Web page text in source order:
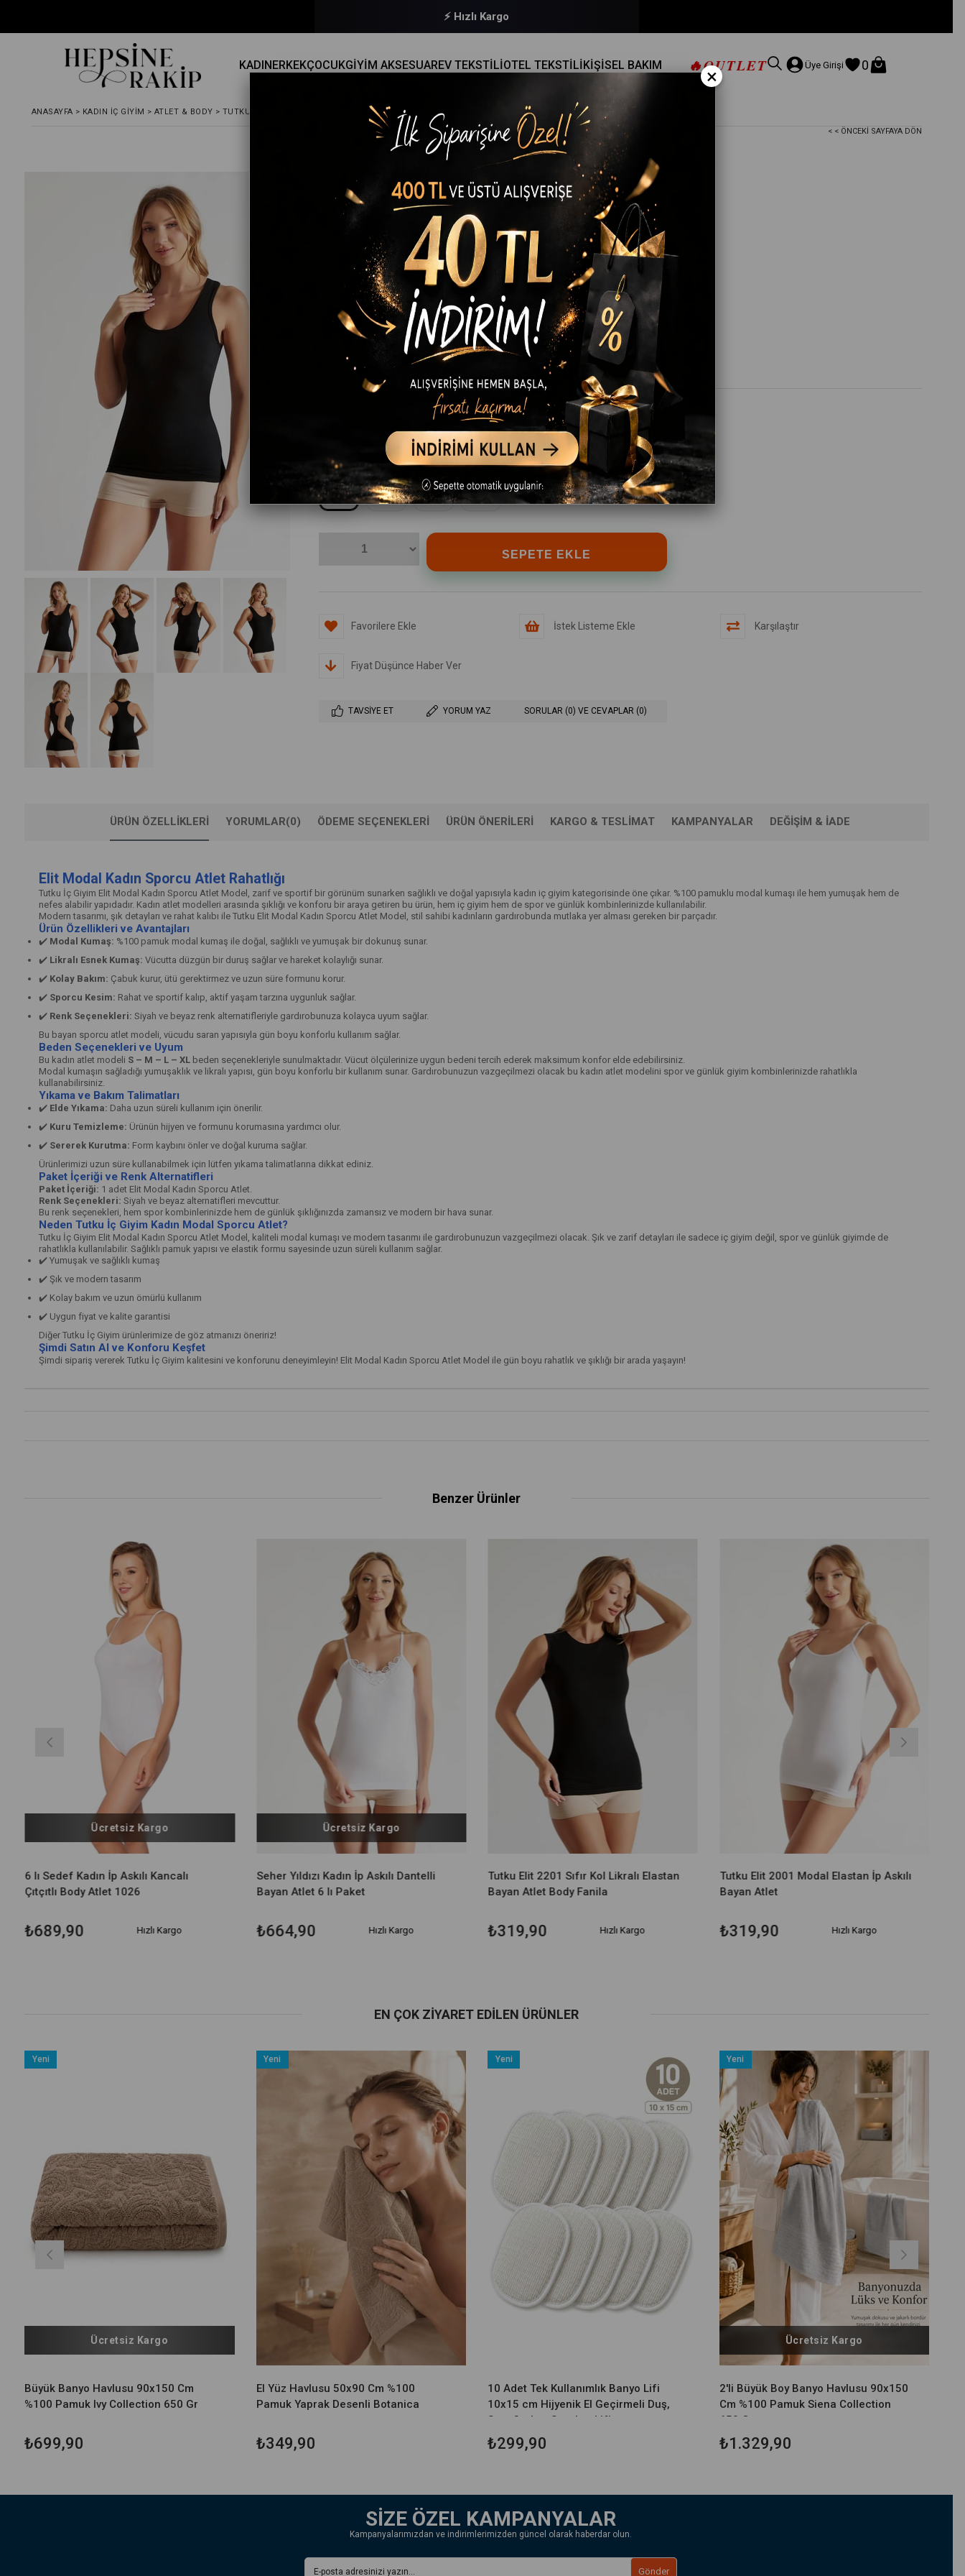
🔒 Güvenli Ödeme
KADINERKEKÇOCUKGİYİM AKSESUAREV TEKSTİLİOTEL TEKSTİLİKİŞİSEL BAKIM 🔥OUTLET Üye Girişi 0
ANASAYFA > KADIN İÇ GIYIM > ATLET & BODY > TUTKU ELIT KADIN MODAL ELASTAN SPOR ATLET 2003
< < ÖNCEKI SAYFAYA DÖN
Tutku Elit Kadın Modal Elastan Spor Atlet 2003
(42309-1528)
₺319,90 (KDV Dahil)
Beyaz
BEDEN
M L
Favorilere Ekle İstek Listeme Ekle Karşılaştır
Fiyat Düşünce Haber Ver
TAVSIYE ET YORUM YAZ SORULAR (0) VE CEVAPLAR (0)
ÜRÜN ÖZELLIKLERI YORUMLAR(0) ÖDEME SEÇENEKLERI ÜRÜN ÖNERILERI KARGO & TESLIMAT KAMPANYALAR DEĞIŞIM & İADE
Elit Modal Kadın Sporcu Atlet Rahatlığı
Tutku İç Giyim Elit Modal Kadın Sporcu Atlet Model, zarif ve sportif bir görünüm sunarken sağlıklı ve doğal yapısıyla kadın iç giyim kategorisinde öne çıkar. %100 pamuklu modal kumaşı ile hem yumuşak hem de
nefes alabilir yapıdadır. Kadın atlet modelleri arasında şıklığı ve konforu bir araya getiren bu ürün, hem iç giyim hem de spor ve günlük kombinlerinizde kullanılabilir.
Modern tasarımı, şık detayları ve rahat kalıbı ile Tutku Elit Modal Kadın Sporcu Atlet Model, stil sahibi kadınların gardırobunda mutlaka yer alması gereken bir parçadır.
Ürün Özellikleri ve Avantajları
✔️ Modal Kumaş: %100 pamuk modal kumaş ile doğal, sağlıklı ve yumuşak bir dokunuş sunar.
✔️ Likralı Esnek Kumaş: Vücutta düzgün bir duruş sağlar ve hareket kolaylığı sunar.
✔️ Kolay Bakım: Çabuk kurur, ütü gerektirmez ve uzun süre formunu korur.
✔️ Sporcu Kesim: Rahat ve sportif kalıp, aktif yaşam tarzına uygunluk sağlar.
✔️ Renk Seçenekleri: Siyah ve beyaz renk alternatifleriyle gardırobunuza kolayca uyum sağlar.
Bu bayan sporcu atlet modeli, vücudu saran yapısıyla gün boyu konforlu kullanım sağlar.
Beden Seçenekleri ve Uyum
Bu kadın atlet modeli S – M – L – XLbeden seçenekleriyle sunulmaktadır. Vücut ölçülerinize uygun bedeni tercih ederek maksimum konfor elde edebilirsiniz.
Modal kumaşın sağladığı yumuşaklık ve likralı yapısı, gün boyu konforlu bir kullanım sunar. Gardırobunuzun vazgeçilmezi olacak bu kadın atlet modelini spor ve günlük giyim kombinlerinizde rahatlıkla
kullanabilirsiniz.
Yıkama ve Bakım Talimatları
✔️ Elde Yıkama: Daha uzun süreli kullanım için önerilir.
✔️ Kuru Temizleme: Ürünün hijyen ve formunu korumasına yardımcı olur.
✔️ Sererek Kurutma: Form kaybını önler ve doğal kuruma sağlar.
Ürünlerimizi uzun süre kullanabilmek için lütfen yıkama talimatlarına dikkat ediniz.
Paket İçeriği ve Renk Alternatifleri
Paket İçeriği: 1 adet Elit Modal Kadın Sporcu Atlet.
Renk Seçenekleri: Siyah ve beyaz alternatifleri mevcuttur.
Bu renk seçenekleri, hem spor kombinlerinizde hem de günlük şıklığınızda zamansız ve modern bir hava sunar.
Neden Tutku İç Giyim Kadın Modal Sporcu Atlet?
Tutku İç Giyim Elit Modal Kadın Sporcu Atlet Model, kaliteli modal kumaşı ve modern tasarımı ile gardırobunuzun vazgeçilmezi olacak. Şık ve zarif detayları ile sadece iç giyim değil, spor ve günlük giyimde de
rahatlıkla kullanılabilir. Sağlıklı pamuk yapısı ve elastik formu sayesinde uzun süreli kullanım sağlar.
✔️ Yumuşak ve sağlıklı kumaş
✔️ Şık ve modern tasarım
✔️ Kolay bakım ve uzun ömürlü kullanım
✔️ Uygun fiyat ve kalite garantisi
Diğer Tutku İç Giyim ürünlerimize de göz atmanızı öneririz!
Şimdi Satın Al ve Konforu Keşfet
Şimdi sipariş vererek Tutku İç Giyim kalitesini ve konforunu deneyimleyin! Elit Modal Kadın Sporcu Atlet Model ile gün boyu rahatlık ve şıklığı bir arada yaşayın!
Benzer Ürünler
6 lı Sedef Kadın İp Askılı Kancalı
Çıtçıtlı Body Atlet 1026
₺689,90
Ücretsiz Kargo
Hızlı Kargo
Seher Yıldızı Kadın İp Askılı Dantelli
Bayan Atlet 6 lı Paket
₺664,90
Ücretsiz Kargo
Hızlı Kargo
Tutku Elit 2201 Sıfır Kol Likralı Elastan
Bayan Atlet Body Fanila
₺319,90 Hızlı Kargo
Tutku Elit 2001 Modal Elastan İp Askılı
Bayan Atlet
₺319,90 Hızlı Kargo
EN ÇOK ZIYARET EDILEN ÜRÜNLER
Büyük Banyo Havlusu 90x150 Cm
%100 Pamuk Ivy Collection 650 Gr
₺699,90
Ücretsiz Kargo
Yeni
El Yüz Havlusu 50x90 Cm %100
Pamuk Yaprak Desenli Botanica
₺349,90
Yeni
10 Adet Tek Kullanımlık Banyo Lifi
10x15 cm Hijyenik El Geçirmeli Duş,
Spa, Otel ve Seyahat Lifi
₺299,90
Yeni
2'li Büyük Boy Banyo Havlusu 90x150
Cm %100 Pamuk Siena Collection
650 Gr
₺1.329,90
Ücretsiz Kargo
Yeni
SİZE ÖZEL KAMPANYALAR
Kampanyalarımızdan ve indirimlerimizden güncel olarak haberdar olun.
Gönder
×